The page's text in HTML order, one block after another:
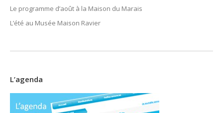
Le programme d’août à la Maison du Marais
L’été au Musée Maison Ravier
L’agenda